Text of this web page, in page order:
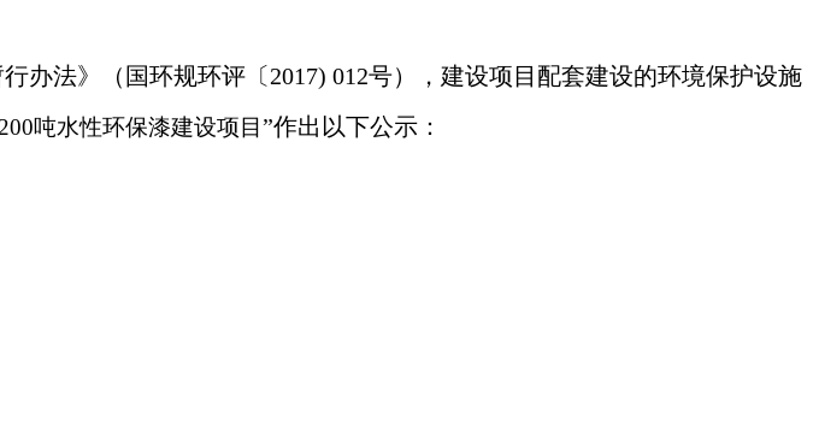
办法》（国环规环评〔2017) 012号），建设项目配套建设的环境保护设施
吨水性环保漆建设项目 ”作出以下公示：